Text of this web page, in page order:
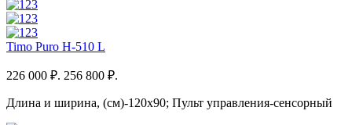
Timo Puro H-510 L
226 000 ₽. 256 800 ₽.
Длина и ширина, (см)-120x90; Пульт управления-сенсорный